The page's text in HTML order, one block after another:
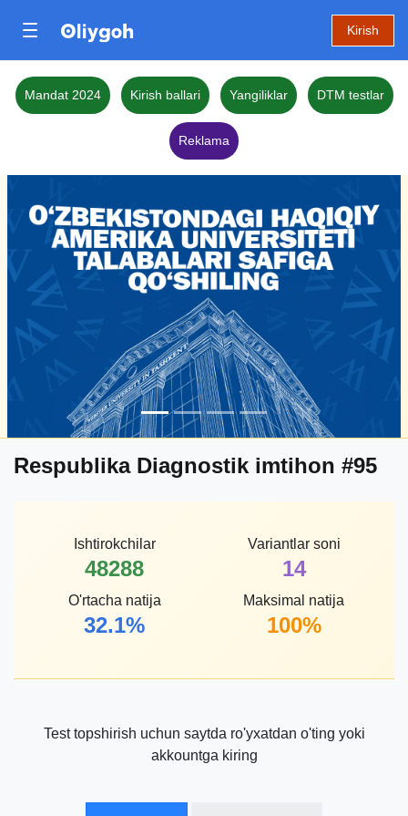
Kirish
Mandat 2024 Kirish ballari Yangiliklar DTM testlar
Reklama
Respublika Diagnostik imtihon #95
Ishtirokchilar
48288
Variantlar soni
14
O'rtacha natija
32.1%
Maksimal natija
100%
Test topshirish uchun saytda ro'yxatdan o'ting yoki
akkountga kiring